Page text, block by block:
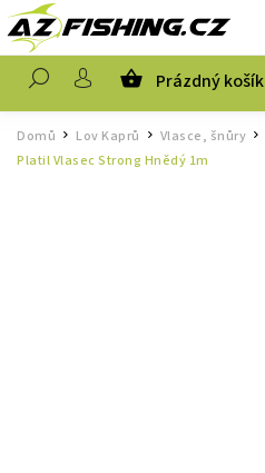
Prázdný košík
Domů / Lov Kaprů Vlasce, šnůry /
Platil Vlasec Strong Hnědý 1m